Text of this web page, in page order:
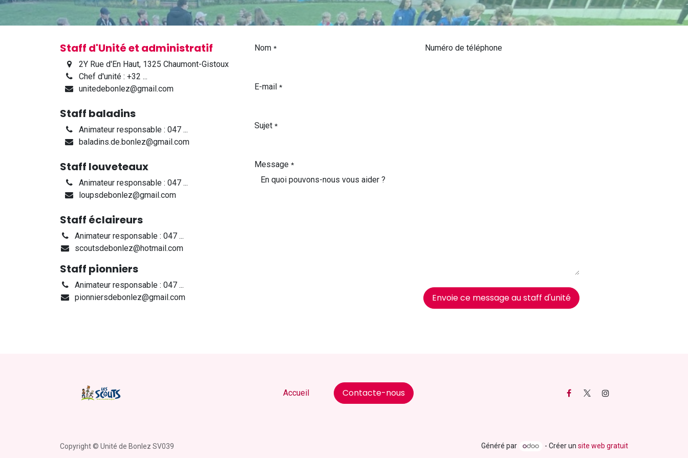
Staff d'Unité et administratif
2Y Rue d'En Haut, 1325 Chaumont-Gistoux
Chef d'unité : +32 ...
unitedebonlez@gmail.com
Staff baladins
Animateur responsable : 047 ...
baladins.de.bonlez@gmail.com
Staff louveteaux
Animateur responsable : 047 ...
loupsdebonlez@gmail.com
Staff éclaireurs
Animateur responsable : 047 ...
scoutsdebonlez@hotmail.com
Staff pionniers
Animateur responsable : 047 ...
pionniersdebonlez@gmail.com
Nom * Numéro de téléphone
E-mail *
Sujet *
Message *
Envoie ce message au staff d'unité
Accueil Contacte-nous
Copyright © Unité de Bonlez SV039 Généré par - Créer un site web gratuit